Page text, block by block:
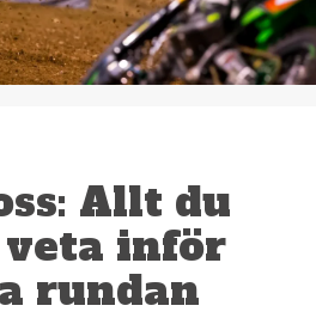
Allt du
inför
rundan